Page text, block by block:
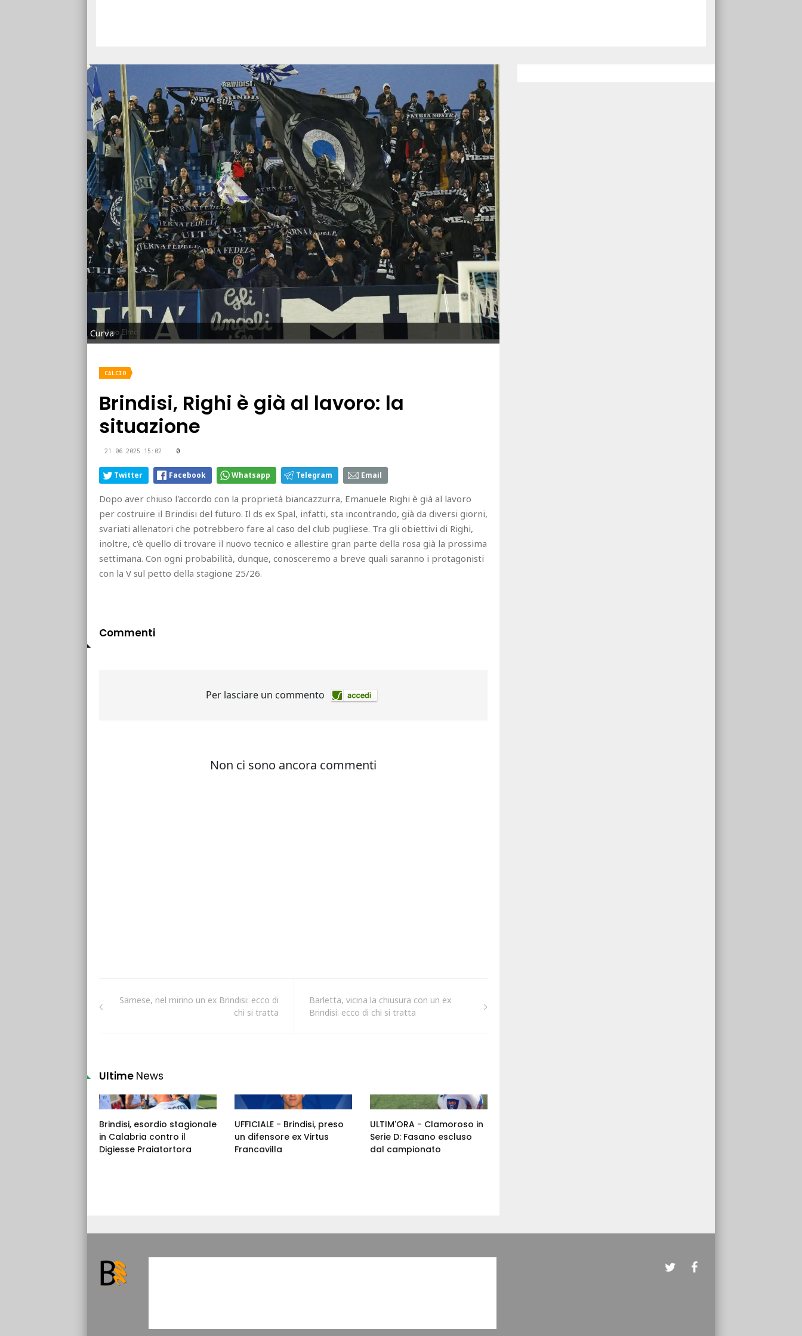
Curva
CALCIO
Brindisi, Righi è già al lavoro: la
situazione
21.06.2025 15:02 0
Twitter Facebook Whatsapp Telegram Email
Dopo aver chiuso l'accordo con la proprietà biancazzurra, Emanuele Righi è già al lavoro
per costruire il Brindisi del futuro. Il ds ex Spal, infatti, sta incontrando, già da diversi giorni,
svariati allenatori che potrebbero fare al caso del club pugliese. Tra gli obiettivi di Righi,
inoltre, c'è quello di trovare il nuovo tecnico e allestire gran parte della rosa già la prossima
settimana. Con ogni probabilità, dunque, conosceremo a breve quali saranno i protagonisti
con la V sul petto della stagione 25/26.
Commenti
Sarnese, nel mirino un ex Brindisi: ecco di
chi si tratta
Barletta, vicina la chiusura con un ex
Brindisi: ecco di chi si tratta
Ultime News
Brindisi, esordio stagionale
in Calabria contro il
Digiesse Praiatortora
UFFICIALE - Brindisi, preso
un difensore ex Virtus
Francavilla
ULTIM'ORA - Clamoroso in
Serie D: Fasano escluso
dal campionato